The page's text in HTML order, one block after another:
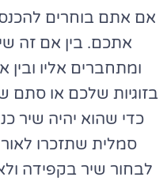
אם אתם בוחרים להכנס
אתכם. בין אם זה
ומתחברים אליו
בזוגיות שלכם או סתם
כדי שהוא יהיה שיר
סמלית שתזכרו
לבחור שיר בקפידה